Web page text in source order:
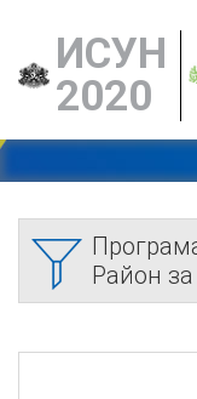
ИСУН
2020
Район